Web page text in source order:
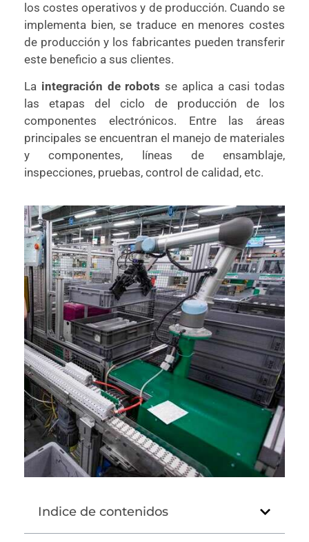
los costes operativos y de producción. Cuando se
implementa bien, se traduce en menores costes
de producción y los fabricantes pueden transferir
este beneficio a sus clientes.
La integración de robots se aplica a casi todas
las etapas del ciclo de producción de los
componentes electrónicos. Entre las áreas
principales se encuentran el manejo de materiales
y componentes, líneas de ensamblaje,
inspecciones, pruebas, control de calidad, etc.
Indice de contenidos